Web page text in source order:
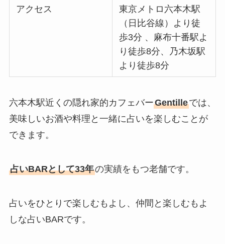
アクセス
東京メトロ六本木駅
（日比谷線）より徒
歩3分 、麻布十番駅よ
り徒歩8分、乃木坂駅
より徒歩8分
六本木駅近くの隠れ家的カフェバーGentilleでは、
美味しいお酒や料理と一緒に占いを楽しむことが
できます。
占いBARとして33年の実績をもつ老舗です。
占いをひとりで楽しむもよし、仲間と楽しむもよ
しな占いBARです。